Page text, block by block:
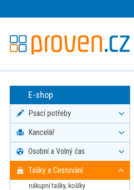
E-shop
Psací potřeby
Kancelář
Osobní a Volný čas
Tašky a Cestování
nákupní tašky, košíky